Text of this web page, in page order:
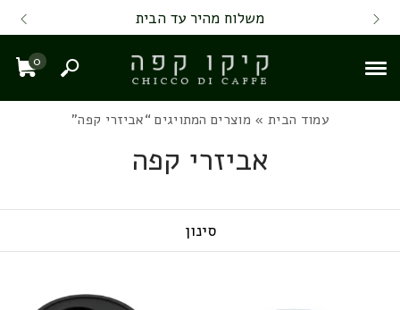
Skip to Content
Contact Us משלוח מהיר עד הבית
0
חיפוש
עמוד הבית» מוצרים המתויגים “אביזרי קפה”
אביזרי קפה
סינון
Back top top